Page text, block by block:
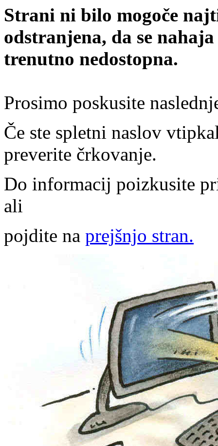
Strani ni bilo mogoče
odstranjena, da se
trenutno nedostopna.
Prosimo poskusite
Če ste spletni naslov
preverite črkovanje.
Do informacij poizkusite
ali
pojdite na prejšnjo stran.